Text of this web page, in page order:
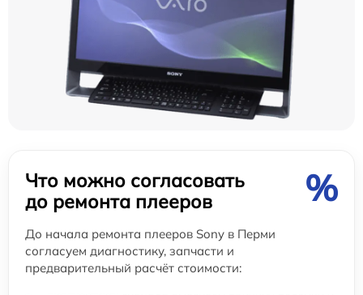
Что можно согласовать
до ремонта плееров
%
До начала ремонта плееров Sony в Перми
согласуем диагностику, запчасти и
предварительный расчёт стоимости: